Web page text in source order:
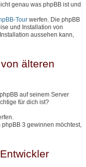
genau was phpBB ist und
Tour werfen. Die phpBB
und Installation von
aussehen kann,
älteren
auf seinem Server
für dich ist?
3 gewinnen möchtest,